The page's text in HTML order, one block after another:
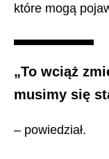
które mogą
„To wciąż
musimy się
– powiedział.